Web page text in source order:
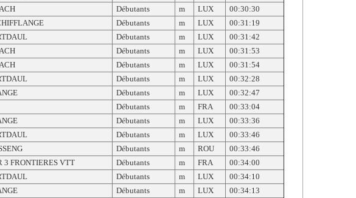
Débutants m LUX
00:30:30
Débutants m LUX
00:31:19
Débutants m LUX
00:31:42
Débutants m LUX
00:31:53
Débutants m LUX
00:31:54
Débutants m LUX
00:32:28
Débutants m LUX
00:32:47
Débutants m FRA
00:33:04
Débutants m LUX
00:33:36
Débutants m LUX
00:33:46
Débutants m ROU
00:33:46
3 FRONTIERES VTT Débutants m FRA
00:34:00
Débutants m LUX
00:34:10
Débutants m LUX
00:34:13